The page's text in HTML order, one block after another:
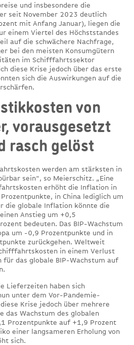
und insbesondere die
seit November 2023 deutlich
mit Anfang Januar), liegen die
einem Viertel des Höchststandes
auf die schwächere Nachfrage,
bei den meisten Konsumgütern
im Schifffahrtssektor
diese Krise jedoch über das erste
sich die Auswirkungen auf die
von
vorausgesetzt
rasch gelöst
werden am stärksten in
sein“, so Meierschitz. „Eine
erhöht die Inflation in
in China lediglich um
die globale Inflation könnte die
Anstieg um +0,5
bedeuten. Das BIP-Wachstum
um -0,9 Prozentpunkte und in
zurückgehen. Weltweit
in einem Verlust
das globale BIP-Wachstum auf
Lieferzeiten haben sich
unter dem Vor-Pandemie-
Krise jedoch über mehrere
das Wachstum des globalen
Prozentpunkte auf +1,9 Prozent
einer langsameren Erholung von
sich.